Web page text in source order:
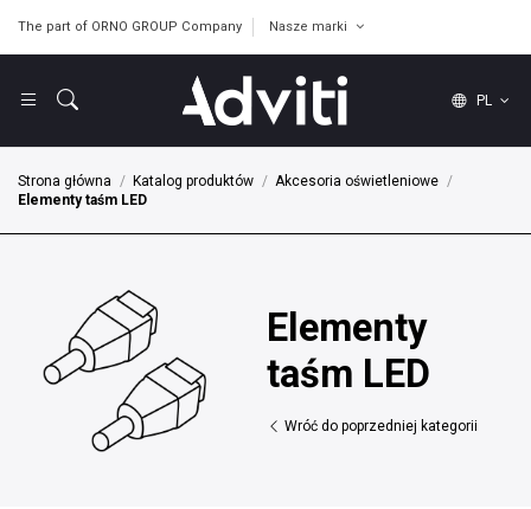
The part of ORNO GROUP Company Nasze marki
PL
Strona główna Katalog produktów
Akcesoria oświetleniowe
Elementy taśm LED
Elementy
taśm LED
Wróć do poprzedniej kategorii